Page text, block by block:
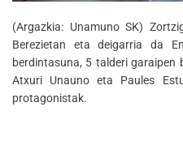
(Argazkia: Unamuno SK)
Berezietan eta deigarria da
berdintasuna, 5 talderi garaipen
Atxuri Unauno eta Paules
protagonistak.